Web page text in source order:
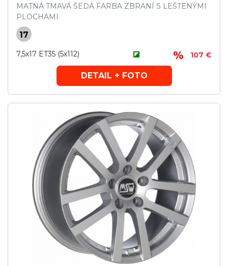
MATNÁ TMAVÁ ŠEDÁ FARBA ZBRANÍ S LEŠTENÝMI
PLOCHAMI
17
7,5x17 ET35 (5x112) 107 €
DETAIL + FOTO